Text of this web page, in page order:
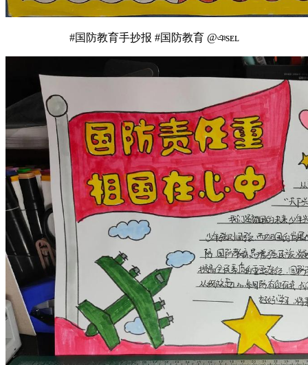
#国防教育手抄报 #国防教育 @ঞsᴇʟ